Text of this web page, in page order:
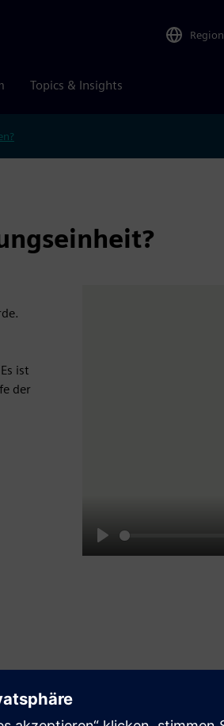
Region
Topics & Insights
ist
der
Play
Sie das Engineering